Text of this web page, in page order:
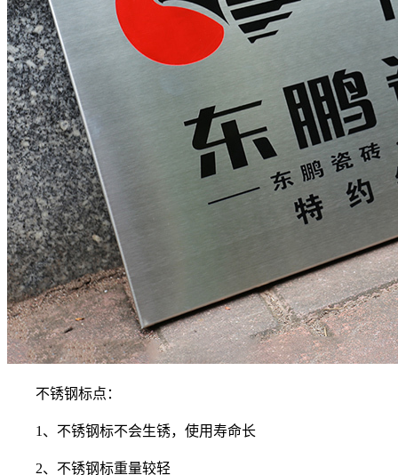
不锈钢标点：
1、不锈钢标不会生锈，使用寿命长
2、不锈钢标重量较轻